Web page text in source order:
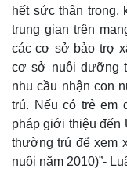
hết sức thận trọng,
trung gian trên
các cơ sở bảo trợ
cơ sở nuôi dưỡng
nhu cầu nhận con
trú. Nếu có trẻ em
pháp giới thiệu đến
thường trú để xem
nuôi năm 2010)”-